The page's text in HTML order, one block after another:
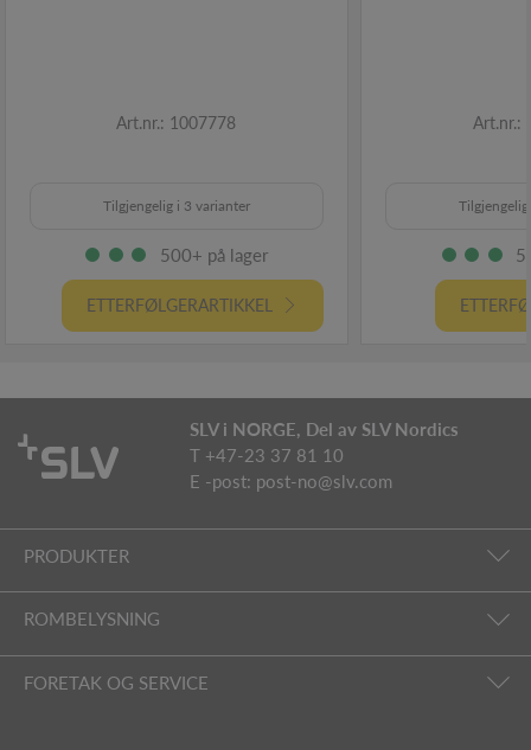
Art.nr.: 1007778
Tilgjengelig i 3 varianter
500+ på lager
ETTERFØLGERARTIKKEL
Art.nr.:
SLV i NORGE, Del av SLV Nordics
T +47-23 37 81 10
E -post: post-no@slv.com
PRODUKTER
ROMBELYSNING
FORETAK OG SERVICE